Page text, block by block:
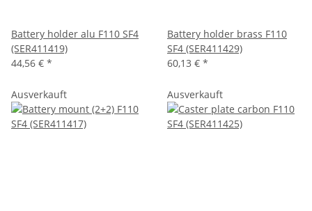
Battery holder alu F110 SF4
(SER411419)
44,56 € *
Battery holder brass F110
SF4 (SER411429)
60,13 € *
Ausverkauft Ausverkauft